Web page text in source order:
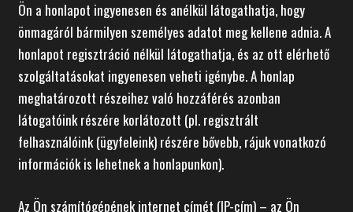
Ön a honlapot ingyenesen és anélkül látogathatja, hogy
önmagáról bármilyen személyes adatot meg kellene adnia. A
honlapot regisztráció nélkül látogathatja, és az ott elérhető
szolgáltatásokat ingyenesen veheti igénybe. A honlap
meghatározott részeihez való hozzáférés azonban
látogatóink részére korlátozott (pl. regisztrált
felhasználóink (ügyfeleink) részére bővebb, rájuk vonatkozó
információk is lehetnek a honlapunkon).
Az Ön számítógépének internet címét (IP-cím) – az Ön